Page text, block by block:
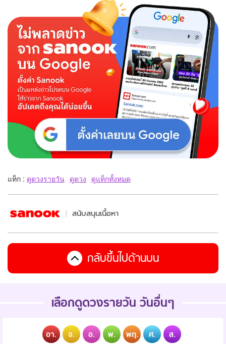
แท็ก : ดูดวงรายวัน ดูดวง ดูแท็กทั้งหมด
สนับสนุนเนื้อหา
กลับขึ้นไปด้านบน
เลือกดูดวงรายวัน วันอื่นๆ
อา. จ. อ. พ. พฤ. ศ. ส.